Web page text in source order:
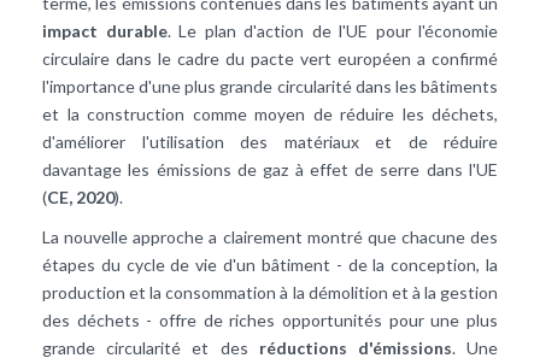
impact durable. Le plan d'action de l'UE pour l'économie
circulaire dans le cadre du pacte vert européen a confirmé
l'importance d'une plus grande circularité dans les bâtiments
et la construction comme moyen de réduire les déchets,
d'améliorer l'utilisation des matériaux et de réduire
davantage les émissions de gaz à effet de serre dans l'UE
(CE, 2020).
La nouvelle approche a clairement montré que chacune des
étapes du cycle de vie d'un bâtiment - de la conception, la
production et la consommation à la démolition et à la gestion
des déchets - offre de riches opportunités pour une plus
grande circularité et des réductions d'émissions. Une